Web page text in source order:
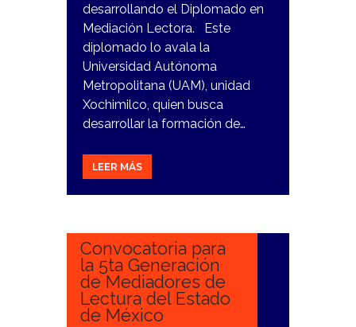
desarrollando el Diplomado en
Mediación Lectora. Este
diplomado lo avala la
Universidad Autónoma
Metropolitana (UAM), unidad
Xochimilco, quien busca
desarrollar la formación de…
LEER MÁS
15
Convocatoria para
la 5ta Generación
de Mediadores de
Lectura del Estado
de México